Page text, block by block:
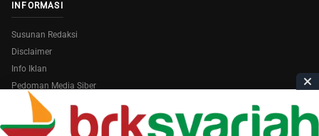
INFORMASI
Susunan Redaksi
Disclaimer
Info Iklan
Pedoman Media Siber